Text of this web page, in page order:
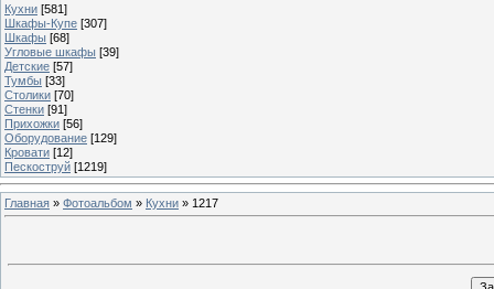
Кухни [581]
Шкафы-Купе [307]
Шкафы [68]
Угловые шкафы [39]
Детские [57]
Тумбы [33]
Столики [70]
Стенки [91]
Прихожки [56]
Оборудование [129]
Кровати [12]
Пескоструй [1219]
Главная » Фотоальбом » Кухни » 1217